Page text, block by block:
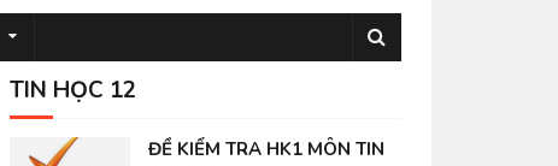
TIN HỌC 12
ĐỀ KIỂM TRA HK1 MÔN TIN